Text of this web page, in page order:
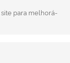
para melhorá-